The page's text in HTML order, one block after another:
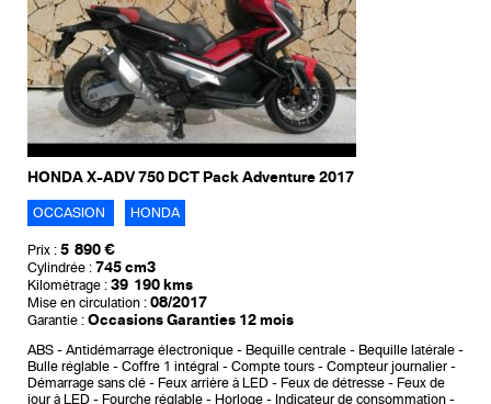
HONDA X-ADV 750 DCT Pack Adventure 2017
OCCASION HONDA
Prix : 5 890 €
Cylindrée : 745 cm3
Kilométrage : 39 190 kms
Mise en circulation : 08/2017
Garantie : Occasions Garanties 12 mois
ABS Antidémarrage électronique Bequille centrale
Bequille latérale
Bulle réglable
Coffre 1 intégral Compte tours
Compteur journalier
Démarrage sans clé
Feux arrière à LED Feux de détresse
Feux de
jour à LED
Fourche réglable Horloge
Indicateur de consommation